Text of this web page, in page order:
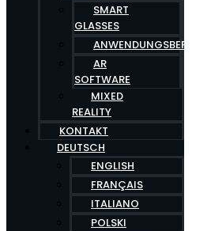
SMART
GLASSES
ANWENDUNGSBEREICHE
AR
SOFTWARE
MIXED
REALITY
KONTAKT
DEUTSCH
ENGLISH
FRANÇAIS
ITALIANO
POLSKI